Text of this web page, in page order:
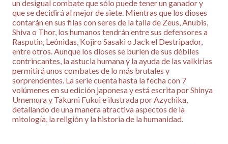
un desigual combate que sólo puede tener un ganador y
que se decidirá al mejor de siete. Mientras que los dioses
contarán en sus filas con seres de la talla de Zeus, Anubis,
Shiva o Thor, los humanos tendrán entre sus defensores a
Rasputin, Leónidas, Kojiro Sasaki o Jack el Destripador,
entre otros. Aunque los dioses se burlen de sus débiles
contrincantes, la astucia humana y la ayuda de las valkirias
permitirá unos combates de lo más brutales y
sorprendentes. La serie cuenta hasta la fecha con 7
volúmenes en su edición japonesa y está escrita por Shinya
Umemura y Takumi Fukui e ilustrada por Azychika,
detallando de una manera atractiva aspectos de la
mitología, la religión y la historia de la humanidad.